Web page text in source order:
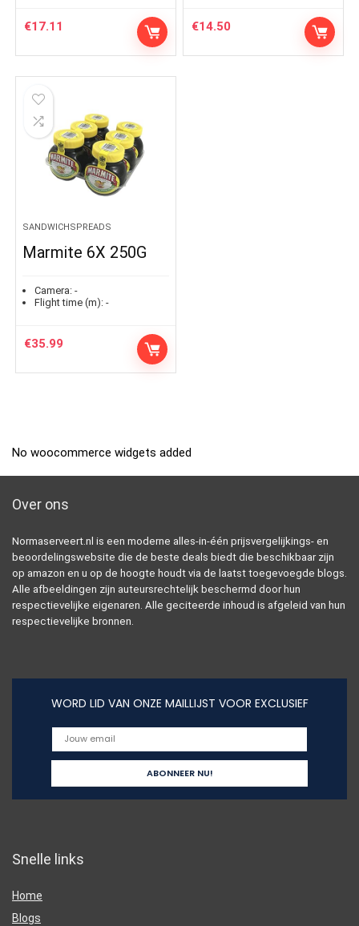
€17.11 €14.50
SANDWICHSPREADS
Marmite 6X 250G
Camera: -
Flight time (m): -
€35.99
No woocommerce widgets added
Over ons
Normaserveert.nl is een moderne alles-in-één prijsvergelijkings- en
beoordelingswebsite die de beste deals biedt die beschikbaar zijn
op amazon en u op de hoogte houdt via de laatst toegevoegde blogs.
Alle afbeeldingen zijn auteursrechtelijk beschermd door hun
respectievelijke eigenaren. Alle geciteerde inhoud is afgeleid van hun
respectievelijke bronnen.
WORD LID VAN ONZE MAILLIJST VOOR EXCLUSIEF
Snelle links
Home
Blogs